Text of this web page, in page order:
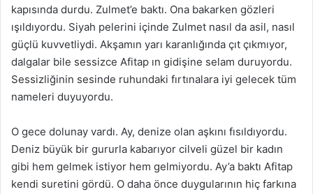
kapısında durdu. Zulmet’e baktı. Ona bakarken gözleri
ışıldıyordu. Siyah pelerini içinde Zulmet nasıl da asil, nasıl
güçlü kuvvetliydi. Akşamın yarı karanlığında çıt çıkmıyor,
dalgalar bile sessizce Afitap ın gidişine selam duruyordu.
Sessizliğinin sesinde ruhundaki fırtınalara iyi gelecek tüm
nameleri duyuyordu.
O gece dolunay vardı. Ay, denize olan aşkını fısıldıyordu.
Deniz büyük bir gururla kabarıyor cilveli güzel bir kadın
gibi hem gelmek istiyor hem gelmiyordu. Ay’a baktı Afitap
kendi suretini gördü. O daha önce duygularının hiç farkına